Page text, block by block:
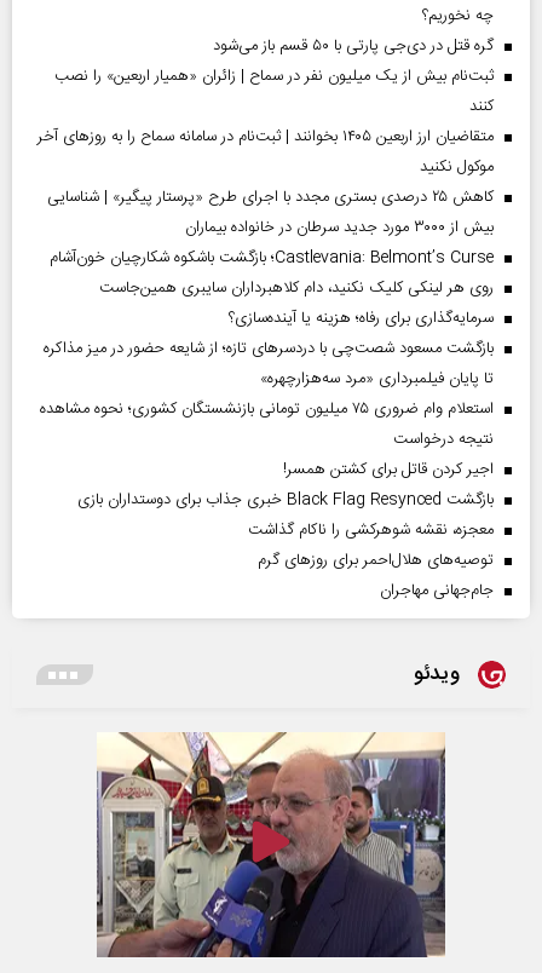
چه نخوریم؟
گره قتل در دی‌جی پارتی با ۵۰ قسم باز می‌شود
ثبت‌نام بیش از یک میلیون نفر در سماح | زائران «همیار اربعین» را نصب
کنند
متقاضیان ارز اربعین ۱۴۰۵ بخوانند | ثبت‌نام در سامانه سماح را به روز‌های آخر
موکول نکنید
کاهش ۲۵ درصدی بستری مجدد با اجرای طرح «پرستار پیگیر» | شناسایی
بیش از ۳۰۰۰ مورد جدید سرطان در خانواده بیماران
Castlevania: Belmont’s Curse؛ بازگشت باشکوه شکارچیان خون‌آشام
روی هر لینکی کلیک نکنید، دام کلاهبرداران سایبری همین‌جاست
سرمایه‌گذاری برای رفاه؛ هزینه یا آینده‌سازی؟
بازگشت مسعود شصت‌چی با دردسر‌های تازه؛ از شایعه حضور در میز مذاکره
تا پایان فیلمبرداری «مرد سه‌هزارچهره»
استعلام وام ضروری ۷۵ میلیون تومانی بازنشستگان کشوری؛ نحوه مشاهده
نتیجه درخواست
اجیر کردن قاتل برای کشتن همسر!
بازگشت Black Flag Resynced خبری جذاب برای دوستداران بازی
معجزه، نقشه شوهرکشی را ناکام گذاشت
توصیه‌های هلال‌احمر برای روز‌های گرم
جام‌جهانی مهاجران
ویدئو